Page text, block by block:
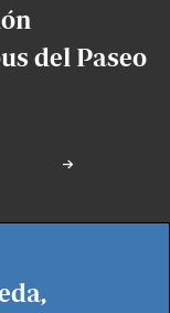
del Paseo